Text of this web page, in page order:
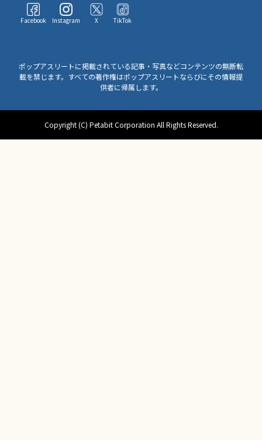
Facebook Instagram X TikTok
ポップアスリートに掲載されている記事・写真などコンテンツの無断転
載を禁じます。すべての著作権はポップアスリートならびにその情報提
供者に帰属します。
Copyright (C) Petabit Corporation All Rights Reserved.